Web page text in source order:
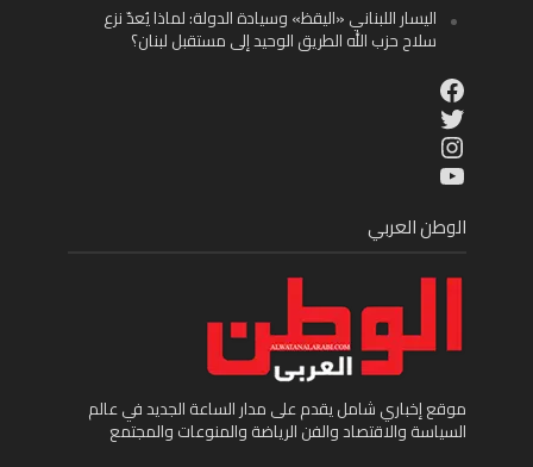
اليسار اللبناني «اليقظ» وسيادة الدولة: لماذا يُعدّ نزع
سلاح حزب الله الطريق الوحيد إلى مستقبل لبنان؟
Facebook
Twitter
Instagram
YouTube
الوطن العربي
موقع إخباري شامل يقدم على مدار الساعة الجديد في عالم
السياسة والاقتصاد والفن الرياضة والمنوعات والمجتمع